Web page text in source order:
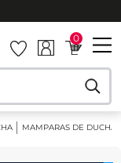
0
MAMPARAS DE DUCHA